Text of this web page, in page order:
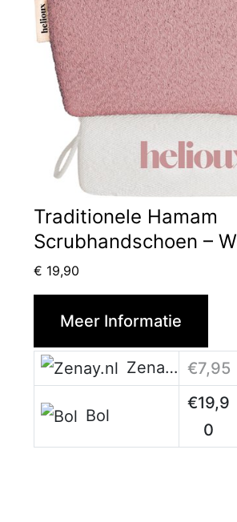
Traditionele Hamam
Scrubhandschoen –
€ 19,90
Meer Informatie
Zenay.nl €7,95
Bol
€19,9
0